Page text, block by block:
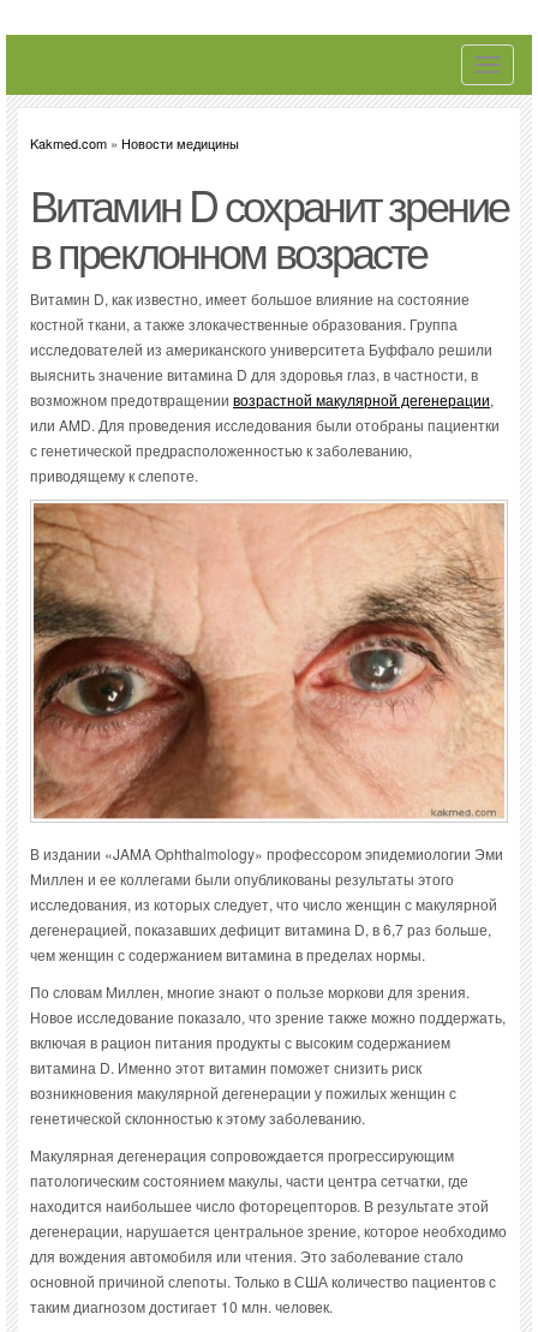
Toggle
Kakmed.com » Новости медицины
Витамин D сохранит зрение
в преклонном возрасте
Витамин D, как известно, имеет большое влияние на состояние
костной ткани, а также злокачественные образования. Группа
исследователей из американского университета Буффало решили
выяснить значение витамина D для здоровья глаз, в частности, в
возможном предотвращении возрастной макулярной дегенерации,
или AMD. Для проведения исследования были отобраны пациентки
с генетической предрасположенностью к заболеванию,
приводящему к слепоте.
В издании «JAMA Ophthalmology» профессором эпидемиологии Эми
Миллен и ее коллегами были опубликованы результаты этого
исследования, из которых следует, что число женщин с макулярной
дегенерацией, показавших дефицит витамина D, в 6,7 раз больше,
чем женщин с содержанием витамина в пределах нормы.
По словам Миллен, многие знают о пользе моркови для зрения.
Новое исследование показало, что зрение также можно поддержать,
включая в рацион питания продукты с высоким содержанием
витамина D. Именно этот витамин поможет снизить риск
возникновения макулярной дегенерации у пожилых женщин с
генетической склонностью к этому заболеванию.
Макулярная дегенерация сопровождается прогрессирующим
патологическим состоянием макулы, части центра сетчатки, где
находится наибольшее число фоторецепторов. В результате этой
дегенерации, нарушается центральное зрение, которое необходимо
для вождения автомобиля или чтения. Это заболевание стало
основной причиной слепоты. Только в США количество пациентов с
таким диагнозом достигает 10 млн. человек.